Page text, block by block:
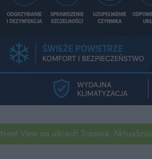
na ulicach Tczewa. Aktualizują